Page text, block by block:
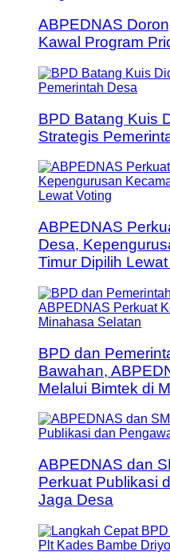
ABPEDNAS
Kawal Program
BPD Batang Kuis
Strategis
ABPEDNAS
Desa,
Timur Dipilih
BPD dan
Bawahan,
Melalui Bimtek di
ABPEDNAS dan
Perkuat Publikasi
Jaga Desa